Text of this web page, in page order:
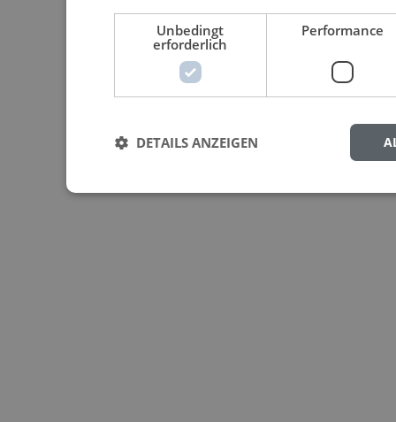
Unbedingt
erforderlich
Performance
DETAILS ANZEIGEN